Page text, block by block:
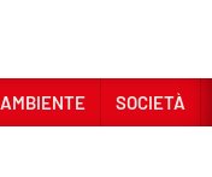
AMBIENTE SOCIETÀ